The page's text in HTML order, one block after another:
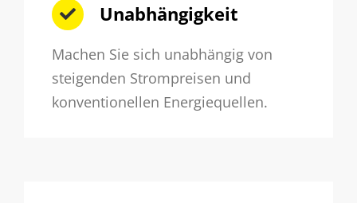
Unabhängigkeit
Machen Sie sich unabhängig von
steigenden Strompreisen und
konventionellen Energiequellen.